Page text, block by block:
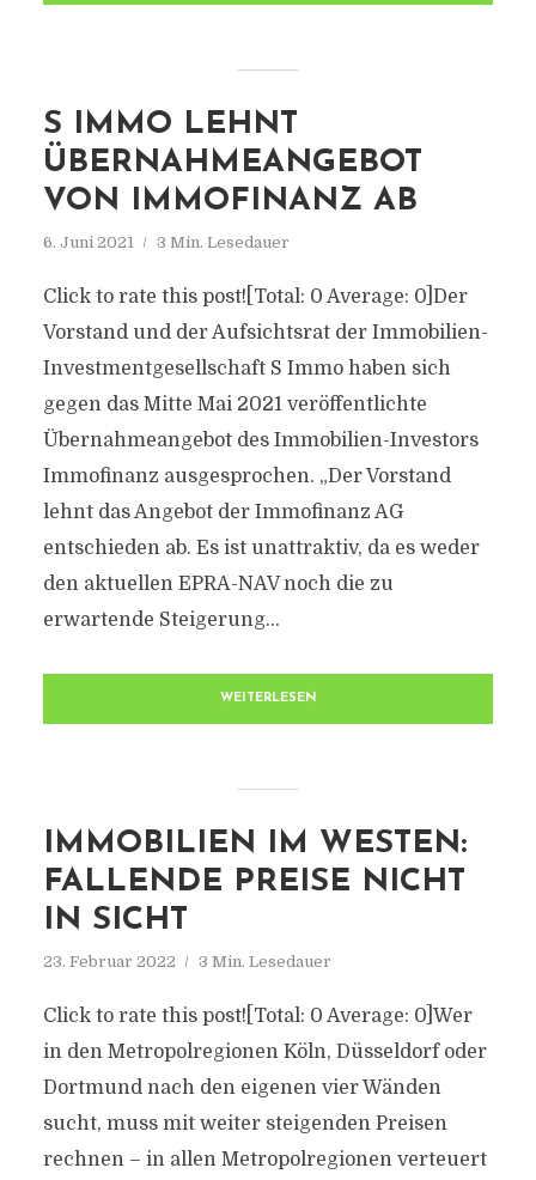
S IMMO LEHNT
ÜBERNAHMEANGEBOT
VON IMMOFINANZ AB
6. Juni 2021 3 Min. Lesedauer
Click to rate this post![Total: 0 Average: 0]Der
Vorstand und der Aufsichtsrat der Immobilien-
Investmentgesellschaft S Immo haben sich
gegen das Mitte Mai 2021 veröffentlichte
Übernahmeangebot des Immobilien-Investors
Immofinanz ausgesprochen. „Der Vorstand
lehnt das Angebot der Immofinanz AG
entschieden ab. Es ist unattraktiv, da es weder
den aktuellen EPRA-NAV noch die zu
erwartende Steigerung...
WEITERLESEN
IMMOBILIEN IM WESTEN:
FALLENDE PREISE NICHT
IN SICHT
23. Februar 2022 3 Min. Lesedauer
Click to rate this post![Total: 0 Average: 0]Wer
in den Metropolregionen Köln, Düsseldorf oder
Dortmund nach den eigenen vier Wänden
sucht, muss mit weiter steigenden Preisen
rechnen – in allen Metropolregionen verteuert